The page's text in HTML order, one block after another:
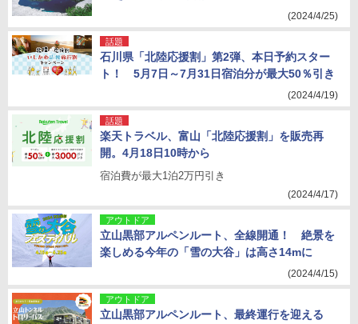
(2024/4/25)
話題
石川県「北陸応援割」第2弾、本日予約スター
ト！ 5月7日～7月31日宿泊分が最大50％引き
(2024/4/19)
話題
楽天トラベル、富山「北陸応援割」を販売再
開。4月18日10時から
宿泊費が最大1泊2万円引き
(2024/4/17)
アウトドア
立山黒部アルペンルート、全線開通！ 絶景を
楽しめる今年の「雪の大谷」は高さ14mに
(2024/4/15)
アウトドア
立山黒部アルペンルート、最終運行を迎える